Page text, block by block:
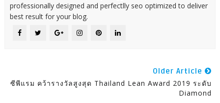
professionally designed and perfectlly seo optimized to deliver
best result for your blog.
Older Article
ซีพีแรม คว้ารางวัลสูงสุด Thailand Lean Award 2019 ระดับ
Diamond